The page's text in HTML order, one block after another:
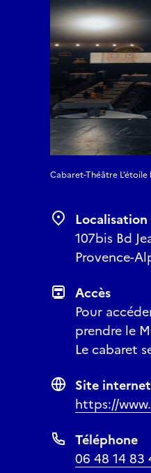
Cabaret-Théâtre L’étoile
Localisation
107bis Bd
Provence-
Accès
Pour
prendre le
Le cabaret
Site internet
https://
Téléphone
06 48 14 83